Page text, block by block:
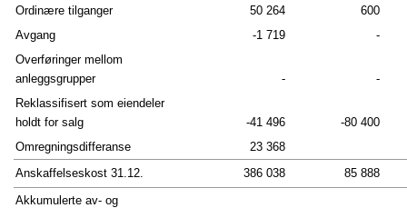
Ordinære tilganger
50 264
600
Avgang
-1 719
-
Overføringer mellom
anleggsgrupper
-
-
Reklassifisert som eiendeler
holdt for salg
-41 496
-80 400
Omregningsdifferanse
23 368
Anskaffelseskost 31.12.
386 038
85 888
Akkumulerte av- og
FERD AS - KONSERN
Resultatregnskap og totalresultat
Balanse
Oppstilling over endring i egenkapitalen
Kontantstrømoppstilling
Revisors beretning